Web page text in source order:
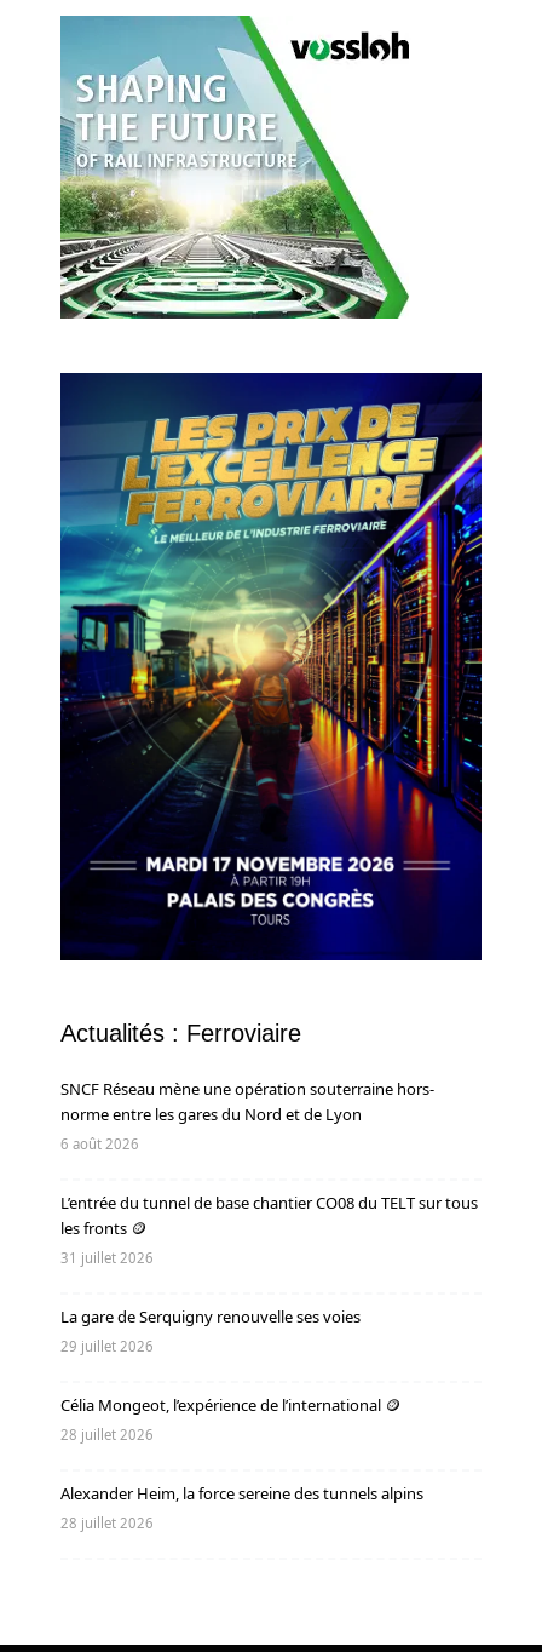
Actualités : Ferroviaire
SNCF Réseau mène une opération souterraine hors-
norme entre les gares du Nord et de Lyon
6 août 2026
L’entrée du tunnel de base chantier CO08 du TELT sur tous
les fronts 🪙
31 juillet 2026
La gare de Serquigny renouvelle ses voies
29 juillet 2026
Célia Mongeot, l’expérience de l’international 🪙
28 juillet 2026
Alexander Heim, la force sereine des tunnels alpins
28 juillet 2026